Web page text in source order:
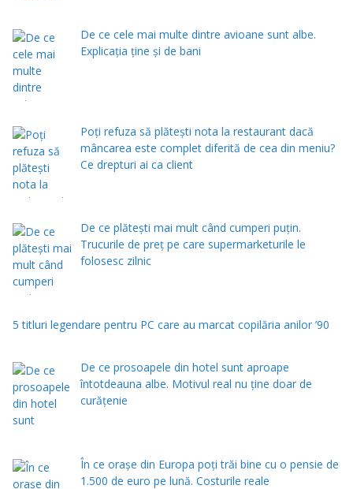
De ce cele mai multe dintre avioane sunt albe.
Explicația ține și de bani
Poți refuza să plătești nota la restaurant dacă
mâncarea este complet diferită de cea din meniu?
Ce drepturi ai ca client
De ce plătești mai mult când cumperi puțin.
Trucurile de preț pe care supermarketurile le
folosesc zilnic
5 titluri legendare pentru PC care au marcat copilăria anilor ’90
De ce prosoapele din hotel sunt aproape
întotdeauna albe. Motivul real nu ține doar de
curățenie
În ce orașe din Europa poți trăi bine cu o pensie de
1.500 de euro pe lună. Costurile reale